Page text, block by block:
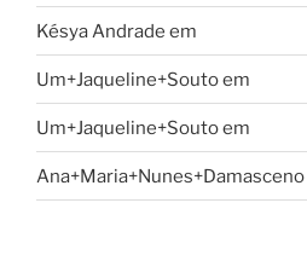
Késya Andrade em
Um+Jaqueline+Soutoem
Um+Jaqueline+Soutoem
Ana+Maria+Nunes+Damasceno